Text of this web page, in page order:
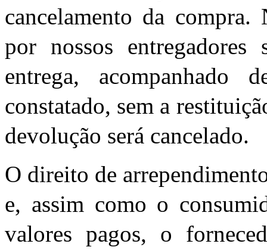
cancelamento da
por nossos
entrega, acompanhado
constatado, sem a
devolução será cancelado.
O direito de
e, assim como o
valores pagos, o